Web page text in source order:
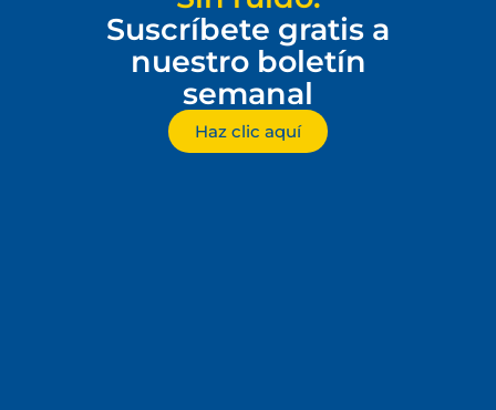
Suscríbete gratis a
nuestro boletín
semanal
Haz clic aquí